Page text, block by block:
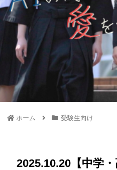
ホーム 受験生向け
2025.10.20【中学・